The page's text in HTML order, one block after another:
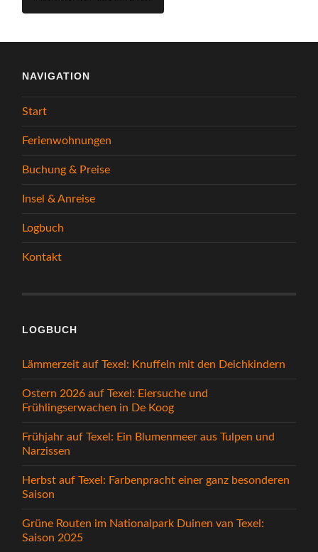
NAVIGATION
Start
Ferienwohnungen
Buchung & Preise
Insel & Anreise
Logbuch
Kontakt
LOGBUCH
Lämmerzeit auf Texel: Knuffeln mit den Deichkindern
Ostern 2026 auf Texel: Eiersuche und
Frühlingserwachen in De Koog
Frühjahr auf Texel: Ein Blumenmeer aus Tulpen und
Narzissen
Herbst auf Texel: Farbenpracht einer ganz besonderen
Saison
Grüne Routen im Nationalpark Duinen van Texel:
Saison 2025